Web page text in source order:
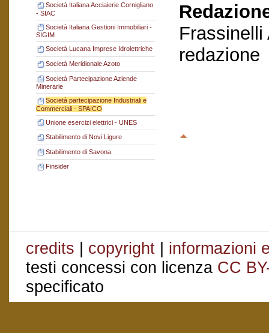
Società Italiana Acciaierie Cornigliano
- SIAC
Società Italiana Gestioni Immobiliari -
SIGIM
Società Lucana Imprese Idrolettriche
Società Meridionale Azoto
Società Partecipazione Aziende
Minerarie
Società partecipazione Industriali e
Commerciali - SPAICO
Unione esercizi elettrici - UNES
Stabilimento di Novi Ligure
Stabilimento di Savona
Finsider
Frassinelli
redazione
credits | copyright | informazioni
testi concessi con licenza CC
specificato